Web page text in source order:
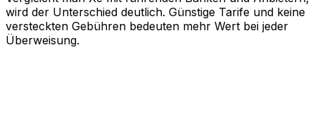
wird der Unterschied deutlich. Günstige Tarife und keine
versteckten Gebühren bedeuten mehr Wert bei jeder
Überweisung.